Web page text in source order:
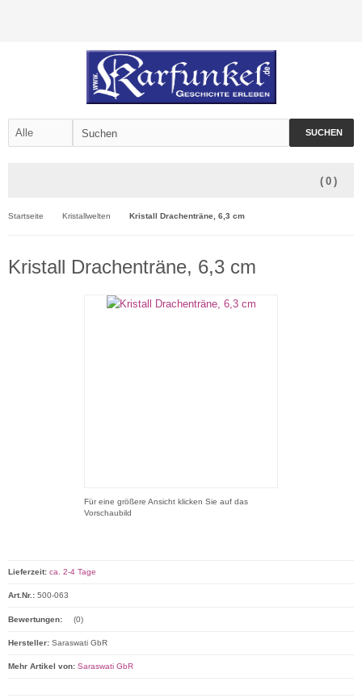
SUCHEN
( 0 )
Startseite Kristallwelten Kristall Drachenträne, 6,3 cm
Kristall Drachenträne, 6,3 cm
Für eine größere Ansicht klicken Sie auf das
Vorschaubild
Lieferzeit: ca. 2-4 Tage
Art.Nr.: 500-063
Bewertungen: (0)
Hersteller: Saraswati GbR
Mehr Artikel von: Saraswati GbR